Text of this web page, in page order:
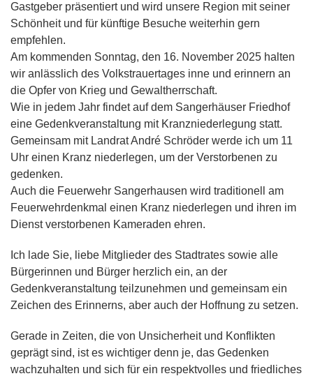
Gastgeber präsentiert und wird unsere Region mit seiner
Schönheit und für künftige Besuche weiterhin gern
empfehlen.
Am kommenden Sonntag, den 16. November 2025 halten
wir anlässlich des Volkstrauertages inne und erinnern an
die Opfer von Krieg und Gewaltherrschaft.
Wie in jedem Jahr findet auf dem Sangerhäuser Friedhof
eine Gedenkveranstaltung mit Kranzniederlegung statt.
Gemeinsam mit Landrat André Schröder werde ich um 11
Uhr einen Kranz niederlegen, um der Verstorbenen zu
gedenken.
Auch die Feuerwehr Sangerhausen wird traditionell am
Feuerwehrdenkmal einen Kranz niederlegen und ihren im
Dienst verstorbenen Kameraden ehren.
Ich lade Sie, liebe Mitglieder des Stadtrates sowie alle
Bürgerinnen und Bürger herzlich ein, an der
Gedenkveranstaltung teilzunehmen und gemeinsam ein
Zeichen des Erinnerns, aber auch der Hoffnung zu setzen.
Gerade in Zeiten, die von Unsicherheit und Konflikten
geprägt sind, ist es wichtiger denn je, das Gedenken
wachzuhalten und sich für ein respektvolles und friedliches